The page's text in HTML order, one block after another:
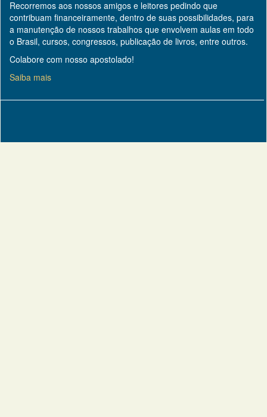
Recorremos aos nossos amigos e leitores pedindo que
contribuam financeiramente, dentro de suas possibilidades, para
a manutenção de nossos trabalhos que envolvem aulas em todo
o Brasil, cursos, congressos, publicação de livros, entre outros.
Colabore com nosso apostolado!
Saiba mais